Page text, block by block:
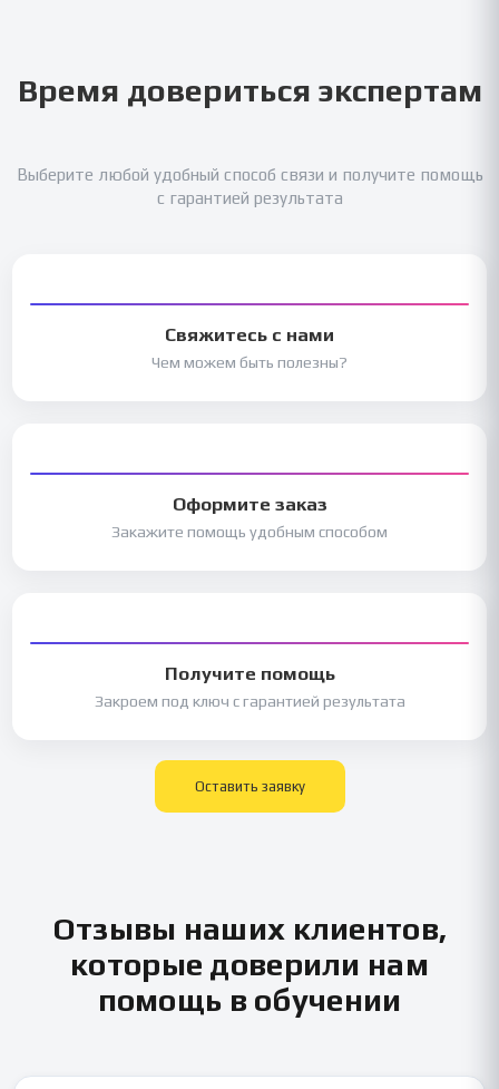
Время довериться экспертам
Выберите любой удобный способ связи и получите помощь
с гарантией результата
Свяжитесь с нами
Чем можем быть полезны?
Оформите заказ
Закажите помощь удобным способом
Получите помощь
Закроем под ключ с гарантией результата
Оставить заявку
Отзывы наших клиентов,
которые доверили нам
помощь в обучении